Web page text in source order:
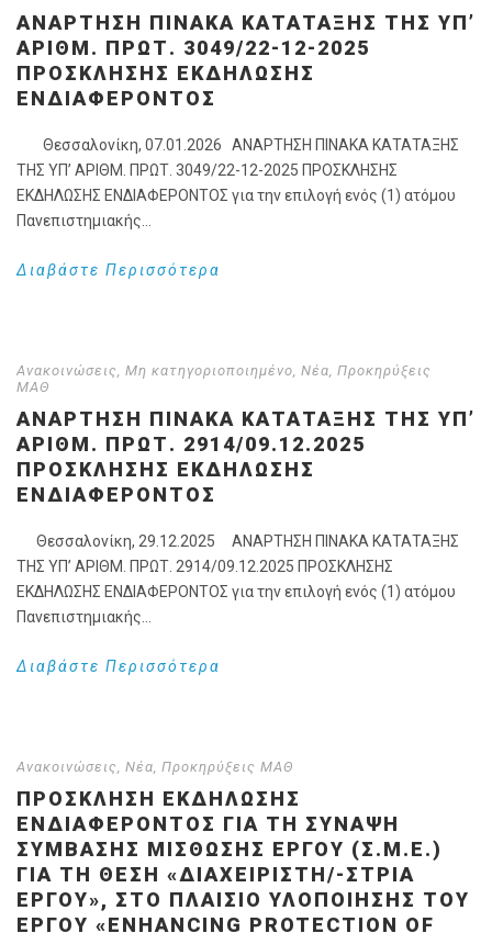
ΑΝΑΡΤΗΣΗ ΠΙΝΑΚΑ ΚΑΤΑΤΑΞΗΣ ΤΗΣ ΥΠ’
ΑΡΙΘΜ. ΠΡΩΤ. 3049/22-12-2025
ΠΡΟΣΚΛΗΣΗΣ ΕΚΔΗΛΩΣΗΣ
ΕΝΔΙΑΦΕΡΟΝΤΟΣ
Θεσσαλονίκη, 07.01.2026 ΑΝΑΡΤΗΣΗ ΠΙΝΑΚΑ ΚΑΤΑΤΑΞΗΣ
ΤΗΣ ΥΠ’ ΑΡΙΘΜ. ΠΡΩΤ. 3049/22-12-2025 ΠΡΟΣΚΛΗΣΗΣ
ΕΚΔΗΛΩΣΗΣ ΕΝΔΙΑΦΕΡΟΝΤΟΣ για την επιλογή ενός (1) ατόμου
Πανεπιστημιακής...
Διαβάστε Περισσότερα
Ανακοινώσεις Μη κατηγοριοποιημένο Νέα Προκηρύξεις
ΜΑΘ
ΑΝΑΡΤΗΣΗ ΠΙΝΑΚΑ ΚΑΤΑΤΑΞΗΣ ΤΗΣ ΥΠ’
ΑΡΙΘΜ. ΠΡΩΤ. 2914/09.12.2025
ΠΡΟΣΚΛΗΣΗΣ ΕΚΔΗΛΩΣΗΣ
ΕΝΔΙΑΦΕΡΟΝΤΟΣ
Θεσσαλονίκη, 29.12.2025 ΑΝΑΡΤΗΣΗ ΠΙΝΑΚΑ ΚΑΤΑΤΑΞΗΣ
ΤΗΣ ΥΠ’ ΑΡΙΘΜ. ΠΡΩΤ. 2914/09.12.2025 ΠΡΟΣΚΛΗΣΗΣ
ΕΚΔΗΛΩΣΗΣ ΕΝΔΙΑΦΕΡΟΝΤΟΣ για την επιλογή ενός (1) ατόμου
Πανεπιστημιακής...
Διαβάστε Περισσότερα
Ανακοινώσεις Νέα Προκηρύξεις ΜΑΘ
ΠΡΌΣΚΛΗΣΗ ΕΚΔΉΛΩΣΗΣ
ΕΝΔΙΑΦΈΡΟΝΤΟΣ ΓΙΑ ΤΗ ΣΎΝΑΨΗ
ΣΎΜΒΑΣΗΣ ΜΊΣΘΩΣΗΣ ΈΡΓΟΥ (Σ.Μ.Ε.)
ΓΙΑ ΤΗ ΘΈΣΗ «ΔΙΑΧΕΙΡΙΣΤΉ/-ΣΤΡΙΑ
ΈΡΓΟΥ», ΣΤΟ ΠΛΑΊΣΙΟ ΥΛΟΠΟΊΗΣΗΣ ΤΟΥ
ΈΡΓΟΥ «ENHANCING PROTECTION OF